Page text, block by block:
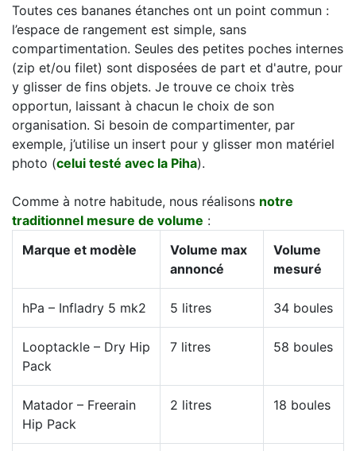
Toutes ces bananes étanches ont un point commun :
l’espace de rangement est simple, sans
compartimentation. Seules des petites poches internes
(zip et/ou filet) sont disposées de part et d'autre, pour
y glisser de fins objets. Je trouve ce choix très
opportun, laissant à chacun le choix de son
organisation. Si besoin de compartimenter, par
exemple, j’utilise un insert pour y glisser mon matériel
photo (celui testé avec la Piha).
Comme à notre habitude, nous réalisons notre
traditionnel mesure de volume :
Marque et modèle
Volume max
annoncé
Volume
mesuré
hPa – Infladry 5 mk2 5 litres 34 boules
Looptackle – Dry Hip
Pack
7 litres 58 boules
Matador – Freerain
Hip Pack
2 litres 18 boules